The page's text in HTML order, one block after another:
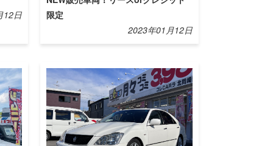
12日
限定
2023年01月12日